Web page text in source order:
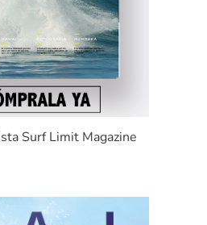
Surf Limit Magazine